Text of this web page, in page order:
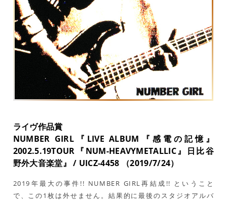
ライヴ作品賞
NUMBER GIRL『LIVE ALBUM『感電の記憶』
2002.5.19TOUR『NUM-HEAVYMETALLIC』日比谷
野外大音楽堂』 / UICZ-4458 （2019/7/24）
2019年最大の事件!! NUMBER GIRL再結成!! ということ
で、この1枚は外せません。結果的に最後のスタジオアルバ